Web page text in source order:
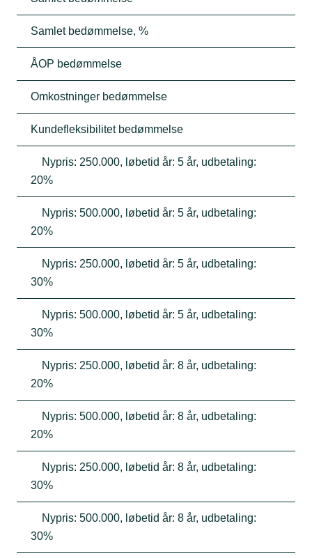
Samlet bedømmelse, %
ÅOP bedømmelse
Omkostninger bedømmelse
Kundefleksibilitet bedømmelse
Nypris: 250.000, løbetid år: 5 år, udbetaling:
20%
Nypris: 500.000, løbetid år: 5 år, udbetaling:
20%
Nypris: 250.000, løbetid år: 5 år, udbetaling:
30%
Nypris: 500.000, løbetid år: 5 år, udbetaling:
30%
Nypris: 250.000, løbetid år: 8 år, udbetaling:
20%
Nypris: 500.000, løbetid år: 8 år, udbetaling:
20%
Nypris: 250.000, løbetid år: 8 år, udbetaling:
30%
Nypris: 500.000, løbetid år: 8 år, udbetaling:
30%